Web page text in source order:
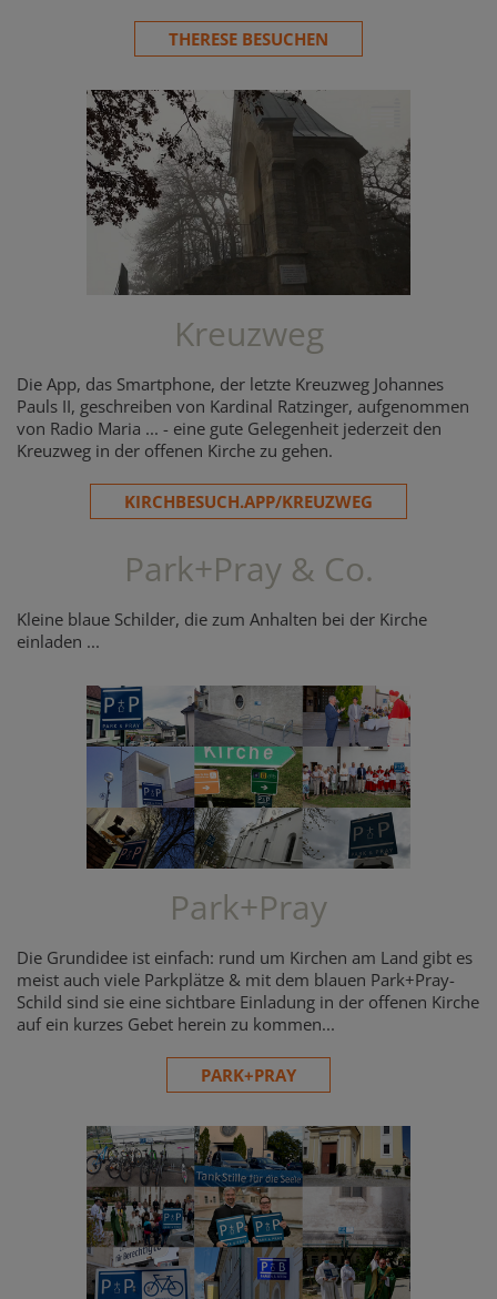
THERESE BESUCHEN
Kreuzweg
Die App, das Smartphone, der letzte Kreuzweg Johannes
Pauls II, geschreiben von Kardinal Ratzinger, aufgenommen
von Radio Maria ... - eine gute Gelegenheit jederzeit den
Kreuzweg in der offenen Kirche zu gehen.
KIRCHBESUCH.APP/KREUZWEG
Park+Pray & Co.
Kleine blaue Schilder, die zum Anhalten bei der Kirche
einladen ...
Park+Pray
Die Grundidee ist einfach: rund um Kirchen am Land gibt es
meist auch viele Parkplätze & mit dem blauen Park+Pray-
Schild sind sie eine sichtbare Einladung in der offenen Kirche
auf ein kurzes Gebet herein zu kommen...
PARK+PRAY